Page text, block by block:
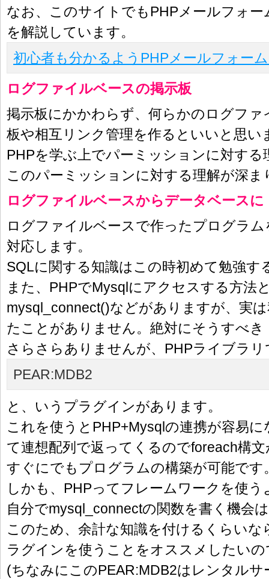
なお、このサイトでもPHPメールフォー
を解説しています。
初心者も分かるようPHPメールフォー
ログファイルベースの掲示板
掲示板にかかわらず、何らかのログファ
板や相互リンク管理を作るといいと思い
PHPを学ぶ上でパーミッションに対する
このパーミッションに対する理解が深ま
ログファイルベースからデータベースに
ログファイルベースで作ったプログラ
対応します。
SQLに関する知識はこの時初めて勉強す
また、PHPでMysqlにアクセスする方法
mysql_connect()などがありますが、実
たことがありません。絶対にそうすべ
さらさらありませんが、PHPライブラ
PEAR:MDB2
と、いうプラグインがあります。
これを使うとPHP+Mysqlの連携が容易
て連想配列で返ってくるのでforeach構
すぐにでもプログラムの構築が可能です
しかも、PHPってフレームワークを使
自分でmysql_connectの関数を書く機会
このため、余計な知識を付けるくらい
ラグインを使うことをオススメしたいの
(ちなみにこのPEAR:MDB2はレンタル